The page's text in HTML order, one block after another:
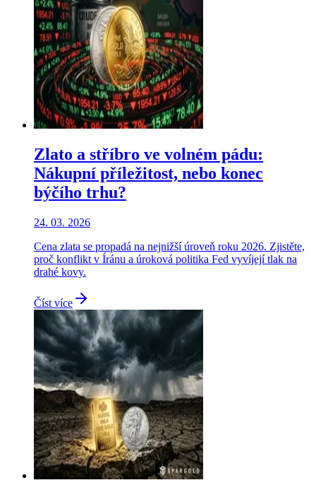
Zlato a stříbro ve volném pádu:
Nákupní příležitost, nebo konec
býčího trhu?
24. 03. 2026
Cena zlata se propadá na nejnižší úroveň roku 2026. Zjistěte,
proč konflikt v Íránu a úroková politika Fed vyvíjejí tlak na
drahé kovy.
Číst více